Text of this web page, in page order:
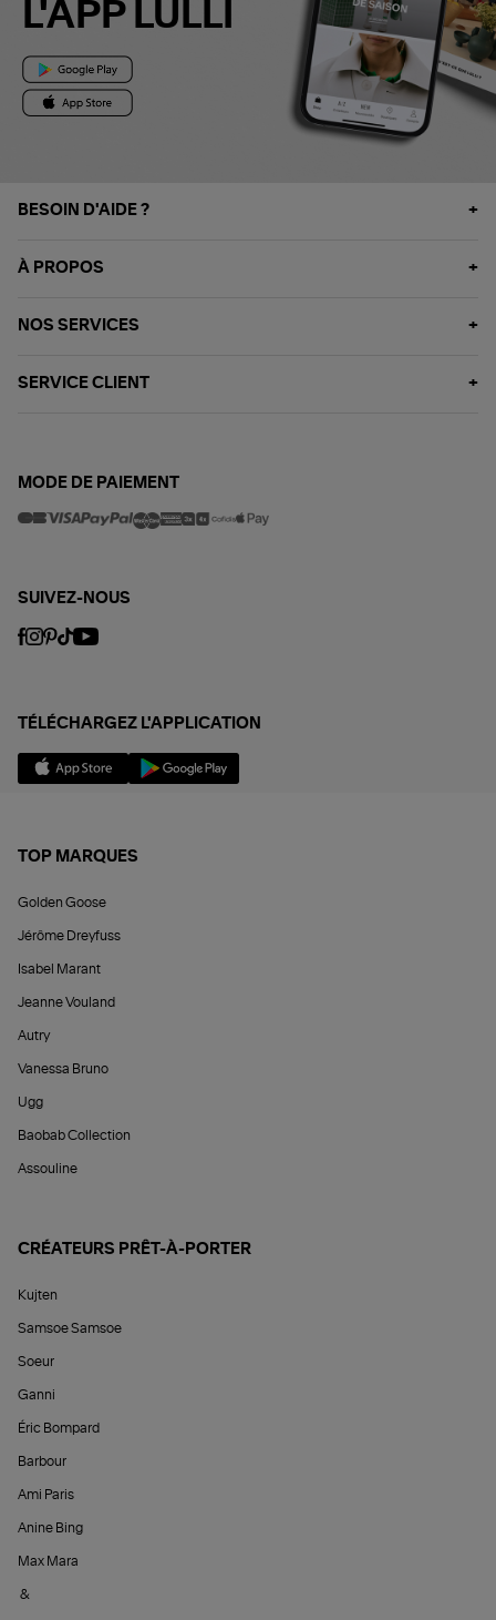
L'APP LULLI
BESOIN D'AIDE ?
À PROPOS
NOS SERVICES
SERVICE CLIENT
MODE DE PAIEMENT
SUIVEZ-NOUS
TÉLÉCHARGEZ L'APPLICATION
TOP MARQUES
Golden Goose
Jérôme Dreyfuss
Isabel Marant
Jeanne Vouland
Autry
Vanessa Bruno
Ugg
Baobab Collection
Assouline
CRÉATEURS PRÊT-À-PORTER
Kujten
Samsoe Samsoe
Soeur
Ganni
Éric Bompard
Barbour
Ami Paris
Anine Bing
Max Mara
&